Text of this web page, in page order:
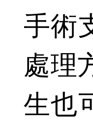
手術
處理
生也